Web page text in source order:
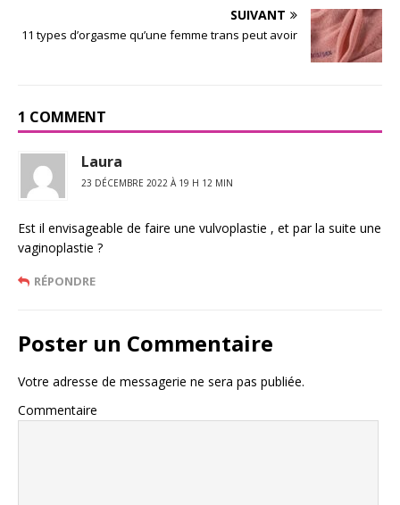
SUIVANT
11 types d’orgasme qu’une femme trans peut avoir
1 COMMENT
Laura
23 DÉCEMBRE 2022 À 19 H 12 MIN
Est il envisageable de faire une vulvoplastie , et par la suite une
vaginoplastie ?
RÉPONDRE
Poster un Commentaire
Votre adresse de messagerie ne sera pas publiée.
Commentaire